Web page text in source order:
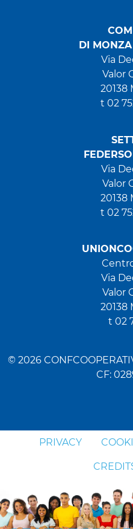
DI
Via
Valor
20138
t 02
Via
Valor
20138
t 02
Via
Valor
20138
t 02
© 2026
CF:
PRIVACY